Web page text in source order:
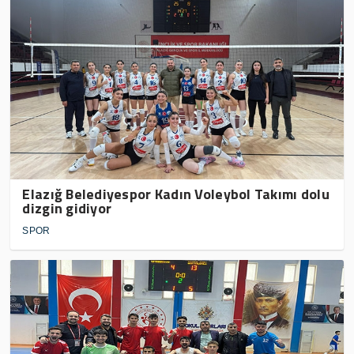
Elazığ Belediyespor Kadın Voleybol Takımı dolu
dizgin gidiyor
SPOR